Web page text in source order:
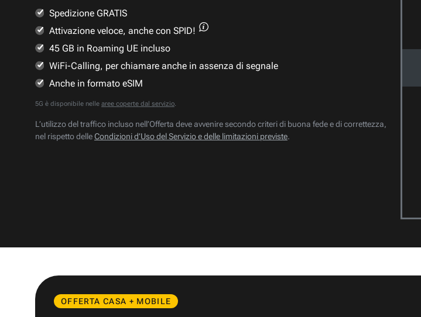
Spedizione GRATIS
Attivazione veloce, anche con SPID!
45 GB in Roaming UE incluso
WiFi-Calling, per chiamare anche in assenza di segnale
Anche in formato eSIM
5G è disponibile nelle aree coperte dal servizio.
L’utilizzo del traffico incluso nell’Offerta deve avvenire secondo criteri di buona fede e di correttezza,
nel rispetto delleCondizioni d’Uso del Servizio e delle limitazioni previste.
OFFERTA CASA + MOBILE